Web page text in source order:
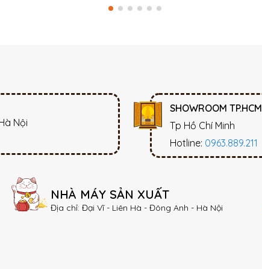
Nội
SHOWROOM TP.HCM
Tp Hồ Chí Minh
Hotline: 0963.889.211
NHÀ MÁY SẢN XUẤT
Địa chỉ: Đại Vĩ - Liên Hà - Đông Anh - Hà Nội